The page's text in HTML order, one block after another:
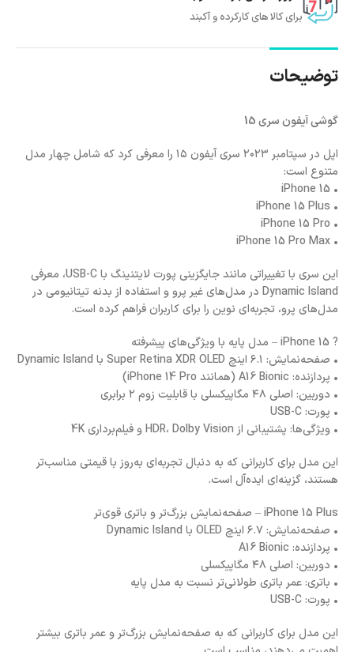
برای کالا های کارکرده و آکبند
توضیحات
گوشی آیفون سری 15
اپل در سپتامبر ۲۰۲۳ سری آیفون ۱۵ را معرفی کرد که شامل چهار مدل
متنوع است:
• iPhone 15
• iPhone 15 Plus
• iPhone 15 Pro
• iPhone 15 Pro Max
این سری با تغییراتی مانند جایگزینی پورت لایتنینگ با USB-C، معرفی
Dynamic Island در مدل‌های غیر پرو و استفاده از بدنه تیتانیومی در
مدل‌های پرو، تجربه‌ای نوین را برای کاربران فراهم کرده است.
? iPhone 15 – مدل پایه با ویژگی‌های پیشرفته
• صفحه‌نمایش: ۶.۱ اینچ Super Retina XDR OLED با Dynamic Island
• پردازنده: A16 Bionic (همانند iPhone 14 Pro)
• دوربین: اصلی ۴۸ مگاپیکسلی با قابلیت زوم ۲ برابری
• پورت: USB-C
• ویژگی‌ها: پشتیبانی از HDR، Dolby Vision و فیلم‌برداری 4K
این مدل برای کاربرانی که به دنبال تجربه‌ای به‌روز با قیمتی مناسب‌تر
هستند، گزینه‌ای ایده‌آل است.
iPhone 15 Plus – صفحه‌نمایش بزرگ‌تر و باتری قوی‌تر
• صفحه‌نمایش: ۶.۷ اینچ OLED با Dynamic Island
• پردازنده: A16 Bionic
• دوربین: اصلی ۴۸ مگاپیکسلی
• باتری: عمر باتری طولانی‌تر نسبت به مدل پایه
• پورت: USB-C
این مدل برای کاربرانی که به صفحه‌نمایش بزرگ‌تر و عمر باتری بیشتر